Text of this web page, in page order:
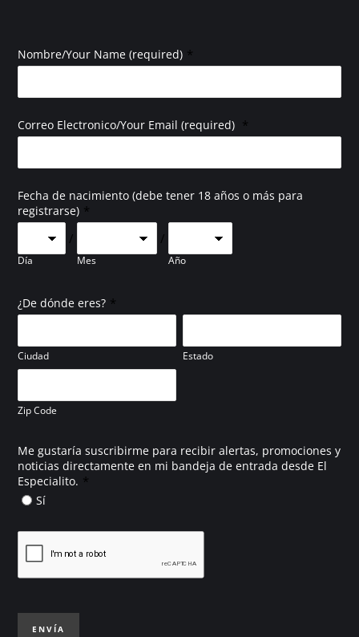
Nombre/Your Name (required) *
Correo Electronico/Your Email (required) *
Fecha de nacimiento (debe tener 18 años o más para
registrarse) *
Día
/
Mes
/
Año
¿De dónde eres? *
Ciudad Estado
Zip Code
Me gustaría suscribirme para recibir alertas, promociones y
noticias directamente en mi bandeja de entrada desde El
Especialito. *
Sí
ENVÍA